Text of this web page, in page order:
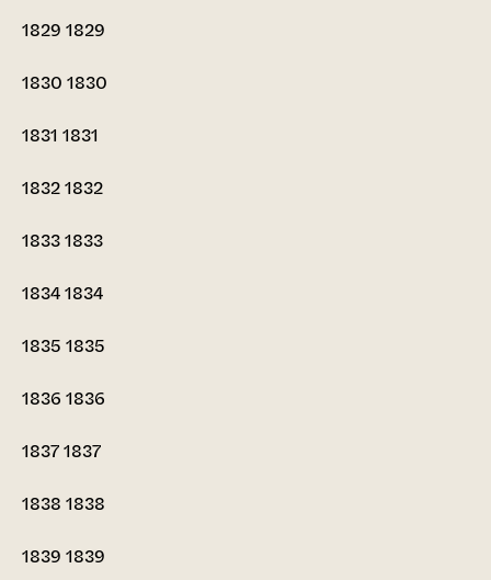
1829 1829
1830 1830
1831 1831
18321832
18331833
18341834
1835 1835
1836 1836
18371837
1838 1838
1839 1839